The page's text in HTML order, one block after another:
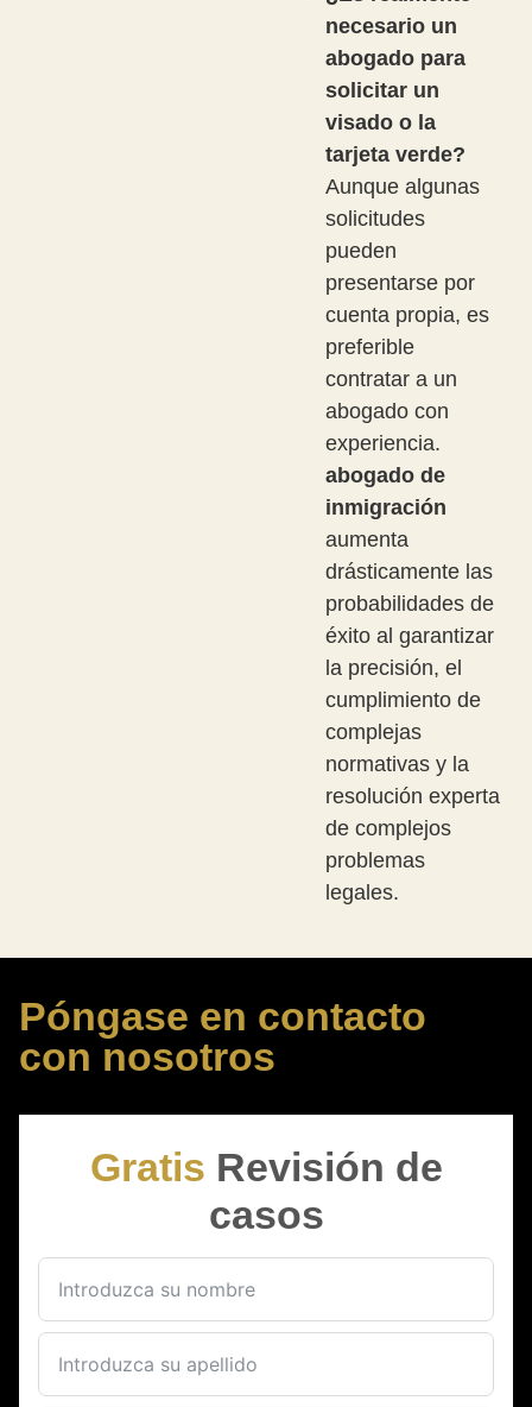
necesario un
abogado para
solicitar un
visado o la
tarjeta verde?
Aunque algunas
solicitudes
pueden
presentarse por
cuenta propia, es
preferible
contratar a un
abogado con
experiencia.
abogado de
inmigración
aumenta
drásticamente las
probabilidades de
éxito al garantizar
la precisión, el
cumplimiento de
complejas
normativas y la
resolución experta
de complejos
problemas
legales.
Póngase en contacto
con nosotros
Gratis Revisión de
casos